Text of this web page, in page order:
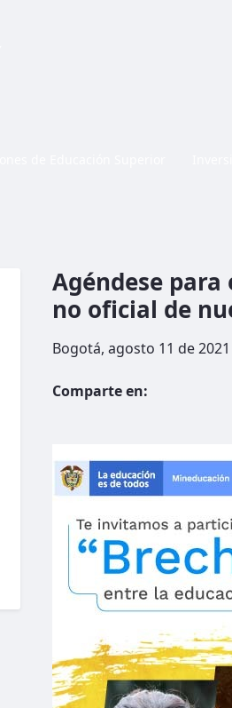
Agéndese
no oficial de
Bogotá, agosto 11 de 2021
Comparte en: